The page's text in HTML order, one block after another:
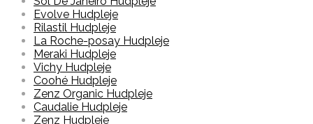
Evolve Hudpleje
Rilastil Hudpleje
La Roche-posay Hudpleje
Meraki Hudpleje
Vichy Hudpleje
Coohé Hudpleje
Zenz Organic Hudpleje
Caudalie Hudpleje
Zenz Hudpleje